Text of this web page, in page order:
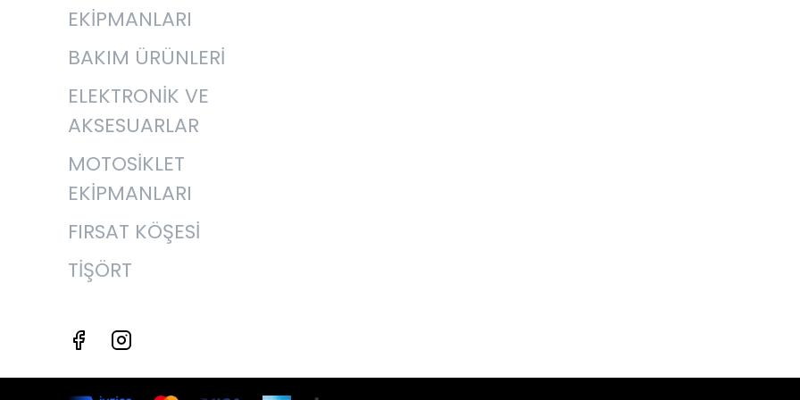
EKİPMANLARI
BAKIM ÜRÜNLERİ
ELEKTRONİK VE
AKSESUARLAR
MOTOSİKLET
EKİPMANLARI
FIRSAT KÖŞESİ
TİŞÖRT